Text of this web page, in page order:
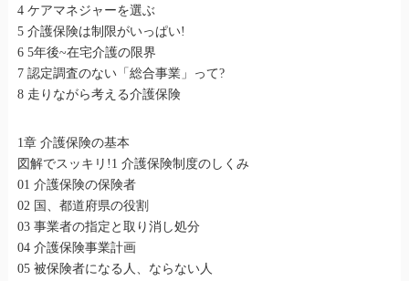
4 ケアマネジャーを選ぶ
5 介護保険は制限がいっぱい!
6 5年後~在宅介護の限界
7 認定調査のない「総合事業」って?
8 走りながら考える介護保険
1章 介護保険の基本
図解でスッキリ!1 介護保険制度のしくみ
01 介護保険の保険者
02 国、都道府県の役割
03 事業者の指定と取り消し処分
04 介護保険事業計画
05 被保険者になる人、ならない人